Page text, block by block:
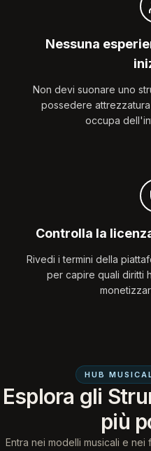
Nessuna
Non devi suonare uno
possedere
occupa
Controlla la
Rivedi i termini della
per capire quali diritti
HUB
Esplora gli
più
Entra nei modelli musicali e